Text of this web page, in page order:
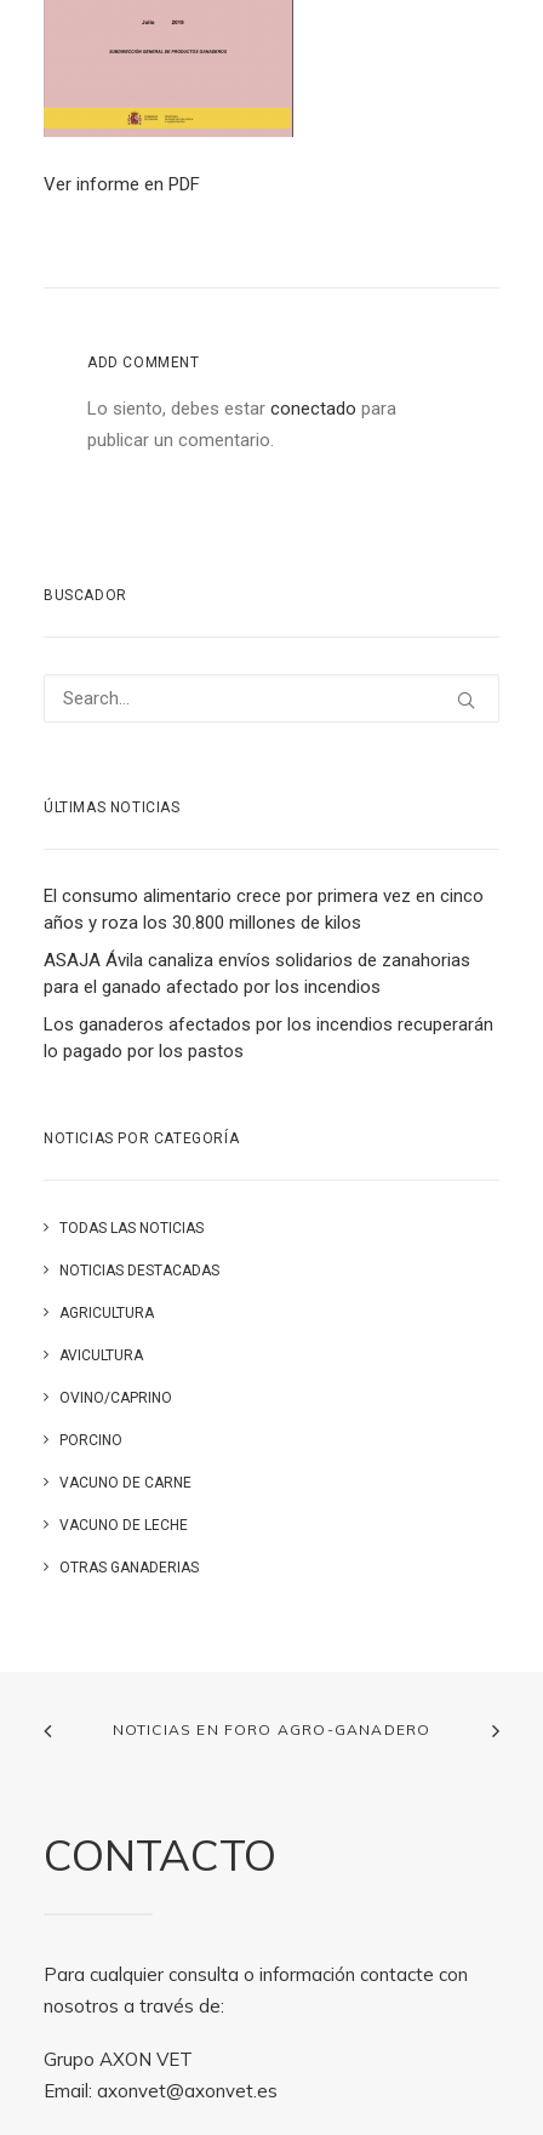
Ver informe en PDF
ADD COMMENT
Lo siento, debes estar conectado para
publicar un comentario.
BUSCADOR
ÚLTIMAS NOTICIAS
El consumo alimentario crece por primera vez en cinco
años y roza los 30.800 millones de kilos
ASAJA Ávila canaliza envíos solidarios de zanahorias
para el ganado afectado por los incendios
Los ganaderos afectados por los incendios recuperarán
lo pagado por los pastos
NOTICIAS POR CATEGORÍA
TODAS LAS NOTICIAS
NOTICIAS DESTACADAS
AGRICULTURA
AVICULTURA
OVINO/CAPRINO
PORCINO
VACUNO DE CARNE
VACUNO DE LECHE
OTRAS GANADERIAS
NOTICIAS EN FORO AGRO-GANADERO
CONTACTO
Para cualquier consulta o información contacte con
nosotros a través de:
Grupo AXON VET
Email: axonvet@axonvet.es